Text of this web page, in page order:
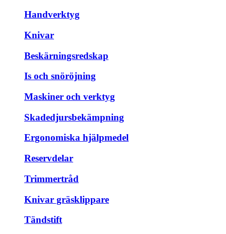
Handverktyg
Knivar
Beskärningsredskap
Is och snöröjning
Maskiner och verktyg
Skadedjursbekämpning
Ergonomiska hjälpmedel
Reservdelar
Trimmertråd
Knivar gräsklippare
Tändstift